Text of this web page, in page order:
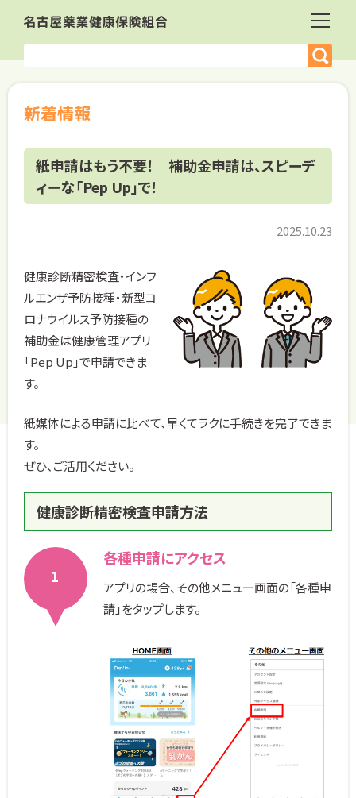
新着情報
紙申請はもう不要！ 補助金申請は、スピーデ
ィーな「Pep Up」で！
2025.10.23
健康診断精密検査・インフ
ルエンザ予防接種・新型コ
ロナウイルス予防接種の
補助金は健康管理アプリ
「Pep Up」で申請できま
す。
紙媒体による申請に比べて、早くてラクに手続きを完了できま
す。
ぜひ、ご活用ください。
健康診断精密検査申請方法
1
各種申請にアクセス
アプリの場合、その他メニュー画面の「各種申
請」をタップします。